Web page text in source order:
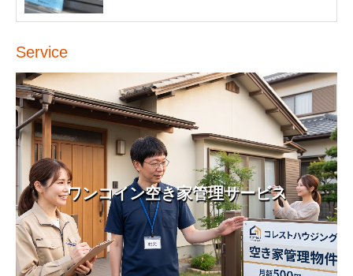
Service
ワンコイン空き家管理サービス